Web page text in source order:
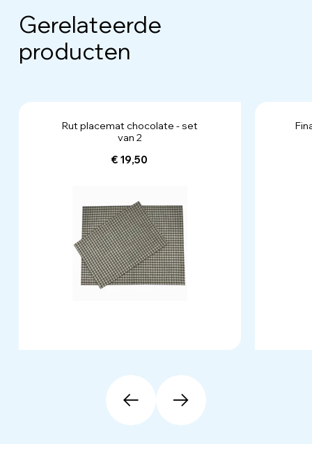
Gerelateerde
producten
Rut placemat chocolate - set
van 2
€ 19,50